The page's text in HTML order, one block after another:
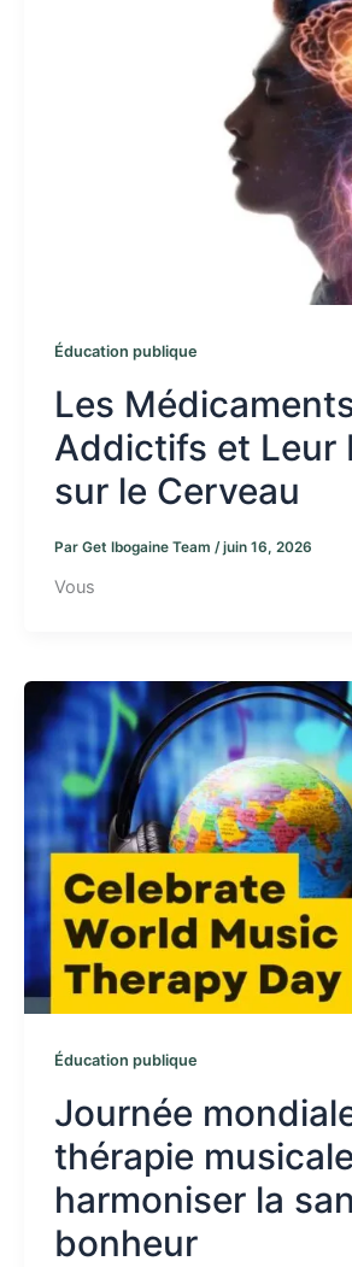
Éducation publique
Les
Addictifs et Leur
sur le Cerveau
Par Get Ibogaine Team /juin 16, 2026
Vous
Éducation publique
Journée
thérapie
harmoniser la
bonheur